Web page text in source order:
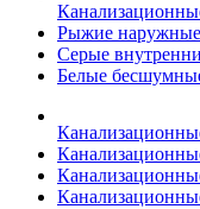
Рыжие наружные
Серые
Белые